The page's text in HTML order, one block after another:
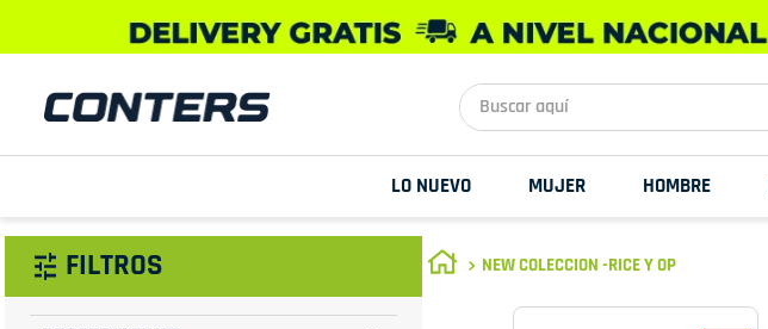
Buscar aquí
LO NUEVO MUJER HOMBRE
FILTROS NEW COLECCION -RICE Y OP